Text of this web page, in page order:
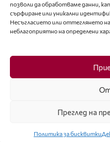
позволи да обработваме данни,
сърфиране или уникални
Несъгласието или оттеглянето
неблагоприятно на определени
Преглед на
Политика за бисквитки
+359 88 227 33 47
Последвайте ни
Facebook
ISSN 1314-8915 Copyright © 2007-